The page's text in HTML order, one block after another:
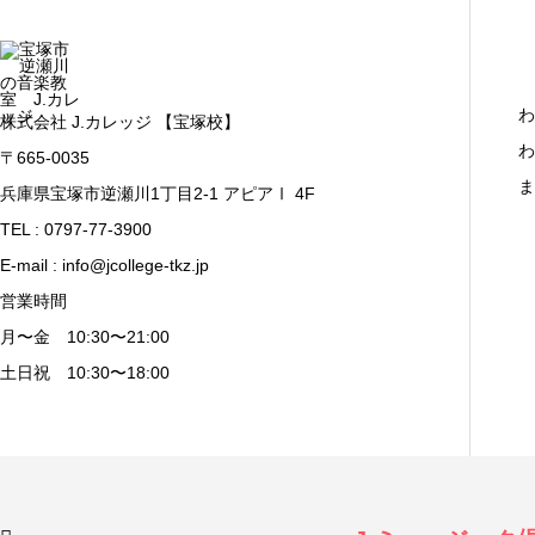
株式会社 J.カレッジ 【宝塚校】
〒665-0035
兵庫県宝塚市逆瀬川1丁目2-1 アピアⅠ 4F
TEL : 0797-77-3900
E-mail : info@jcollege-tkz.jp
営業時間
月〜金 10:30〜21:00
土日祝 10:30〜18:00